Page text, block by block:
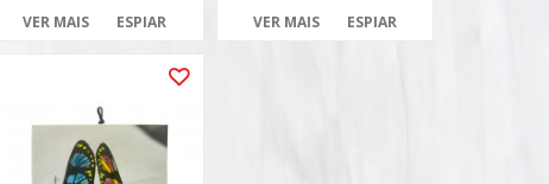
VER MAIS
ESPIAR
VER MAIS
ESPIAR